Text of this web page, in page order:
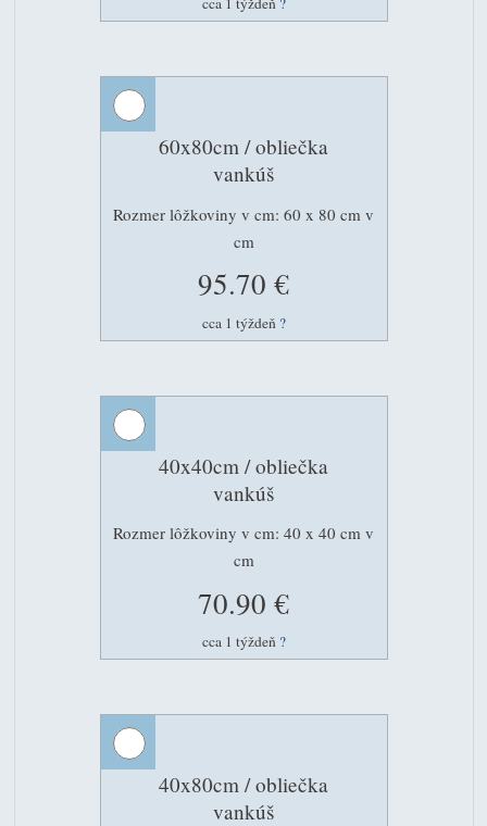
60x80cm / obliečka
vankúš
Rozmer lôžkoviny v cm: 60 x 80 cm v
cm
95.70 €
cca 1 týždeň ?
40x40cm / obliečka
vankúš
Rozmer lôžkoviny v cm: 40 x 40 cm v
cm
70.90 €
cca 1 týždeň ?
40x80cm / obliečka
vankúš